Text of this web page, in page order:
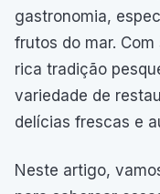
gastronomia,
frutos do mar.
rica tradição
variedade de
delícias frescas e
Neste artigo,